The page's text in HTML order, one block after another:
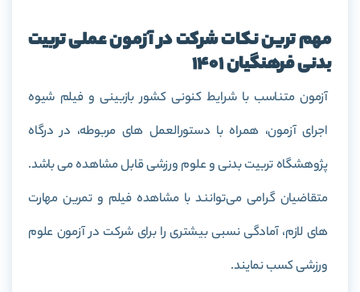
مهم ترین نکات شرکت در آزمون عملی تربیت
بدنی فرهنگیان
آزمون متناسب با شرایط کنونی کشور بازبینی و فیلم شیوه
اجرای آزمون، همراه با دستورالعمل های مربوطه، در درگاه
پژوهشگاه تربیت بدنی و علوم ورزشی قابل مشاهده می باشد.
متقاضیان گرامی می‌توانند با مشاهده فیلم و تمرین مهارت
های لازم، آمادگی نسبی بیشتری را برای شرکت در آزمون علوم
ورزشی کسب نمایند.